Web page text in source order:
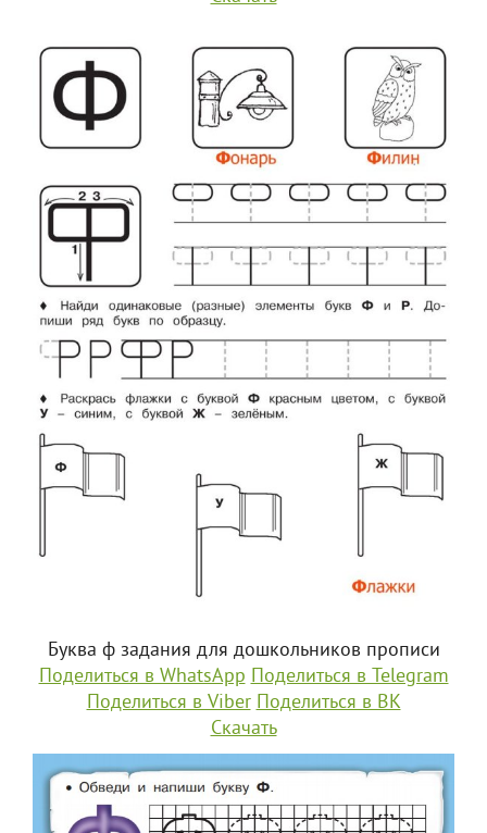
Буква ф задания для дошкольников прописи
Поделиться в WhatsApp Поделиться в Telegram
Поделиться в Viber Поделиться в ВК
Скачать